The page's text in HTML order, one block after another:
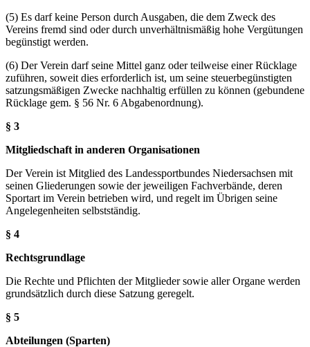
(5) Es darf keine Person durch Ausgaben, die dem Zweck des
Vereins fremd sind oder durch unverhältnismäßig hohe Vergütungen
begünstigt werden.
(6) Der Verein darf seine Mittel ganz oder teilweise einer Rücklage
zuführen, soweit dies erforderlich ist, um seine steuerbegünstigten
satzungsmäßigen Zwecke nachhaltig erfüllen zu können (gebundene
Rücklage gem. § 56 Nr. 6 Abgabenordnung).
§ 3
Mitgliedschaft in anderen Organisationen
Der Verein ist Mitglied des Landessportbundes Niedersachsen mit
seinen Gliederungen sowie der jeweiligen Fachverbände, deren
Sportart im Verein betrieben wird, und regelt im Übrigen seine
Angelegenheiten selbstständig.
§ 4
Rechtsgrundlage
Die Rechte und Pflichten der Mitglieder sowie aller Organe werden
grundsätzlich durch diese Satzung geregelt.
§ 5
Abteilungen (Sparten)